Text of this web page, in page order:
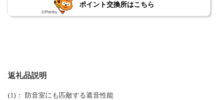
ポイント交換所はこちら
返礼品説明
(1)： 防音室にも匹敵する遮音性能